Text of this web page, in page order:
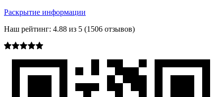
Раскрытие информации
Наш рейтинг: 4.88 из 5 (1506 отзывов)